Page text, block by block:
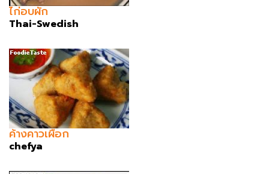
ไก่อบผัก
Thai-Swedish
ค้างคาวเผือก
chefya